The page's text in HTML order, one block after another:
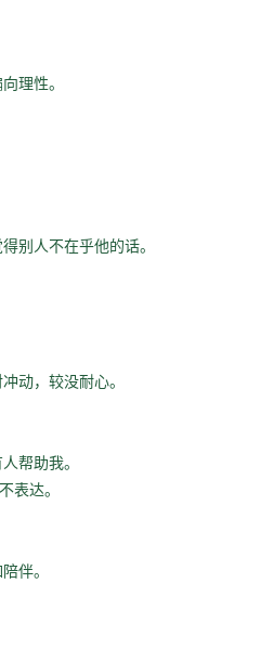
理性。
别人不在乎他的话。
动，较没耐心。
帮助我。
表达。
伴。